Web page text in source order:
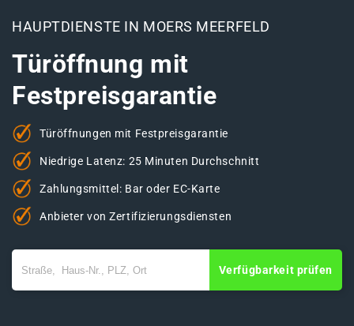
HAUPTDIENSTE IN MOERS MEERFELD
Türöffnung mit
Festpreisgarantie
Türöffnungen mit Festpreisgarantie
Niedrige Latenz: 25 Minuten Durchschnitt
Zahlungsmittel: Bar oder EC-Karte
Anbieter von Zertifizierungsdiensten
Verfügbarkeit prüfen